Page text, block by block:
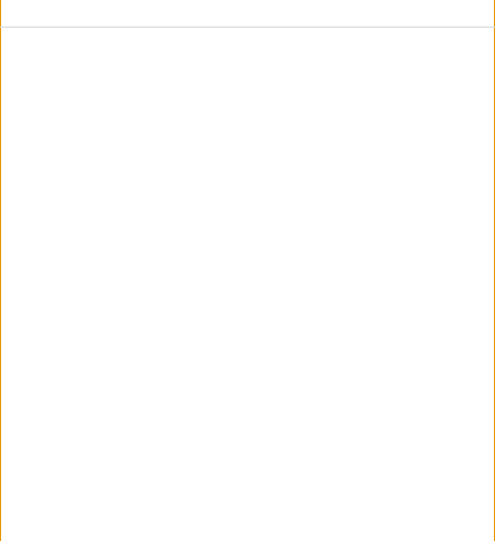
Ártico atinge níveis históricos